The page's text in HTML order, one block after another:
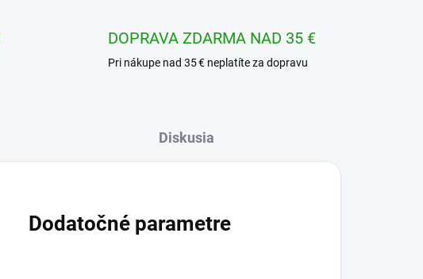
DOPRAVA ZDARMA NAD 35 €
Pri nákupe nad 35 € neplatíte za dopravu
Diskusia
Dodatočné parametre